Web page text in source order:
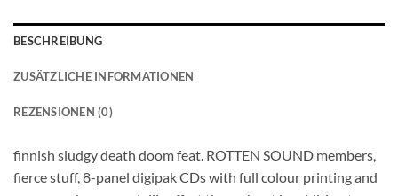
BESCHREIBUNG
ZUSÄTZLICHE INFORMATIONEN
REZENSIONEN (0)
finnish sludgy death doom feat. ROTTEN SOUND members,
fierce stuff, 8-panel digipak CDs with full colour printing and